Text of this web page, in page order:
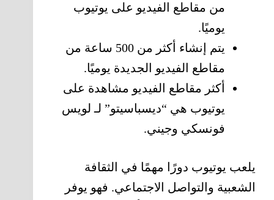
من مقاطع الفيديو على يوتيوب
يوميًا.
يتم إنشاء أكثر من 500 ساعة من
مقاطع الفيديو الجديدة يوميًا.
أكثر مقاطع الفيديو مشاهدة على
يوتيوب هي “ديسباسيتو” لـ لويس
فونسكي وجيني.
يلعب يوتيوب دورًا مهمًا في الثقافة
الشعبية والتواصل الاجتماعي. فهو يوفر